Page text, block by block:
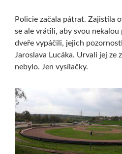
Policie začala pátrat. Zajistila
se ale vrátili, aby svou
dveře vypáčili, jejich
Jaroslava Lucáka. Urvali jej ze
nebylo. Jen vysílačky.